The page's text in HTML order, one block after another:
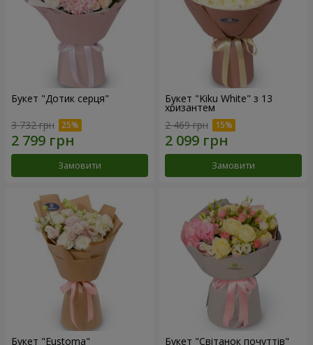
Букет "Дотик серця"
3 732 грн
Замовити
Букет "Kiku White" з 13
хризантем
2 469 грн
Замовити
Букет "Eustoma" Букет "Світанок почуттів"